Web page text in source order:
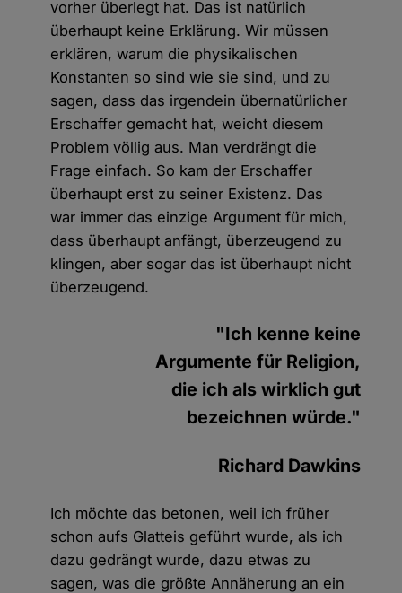
vorher überlegt hat. Das ist natürlich
überhaupt keine Erklärung. Wir müssen
erklären, warum die physikalischen
Konstanten so sind wie sie sind, und zu
sagen, dass das irgendein übernatürlicher
Erschaffer gemacht hat, weicht diesem
Problem völlig aus. Man verdrängt die
Frage einfach. So kam der Erschaffer
überhaupt erst zu seiner Existenz. Das
war immer das einzige Argument für mich,
dass überhaupt anfängt, überzeugend zu
klingen, aber sogar das ist überhaupt nicht
überzeugend.
"Ich kenne keine
Argumente für Religion,
die ich als wirklich gut
bezeichnen würde."
Richard Dawkins
Ich möchte das betonen, weil ich früher
schon aufs Glatteis geführt wurde, als ich
dazu gedrängt wurde, dazu etwas zu
sagen, was die größte Annäherung an ein